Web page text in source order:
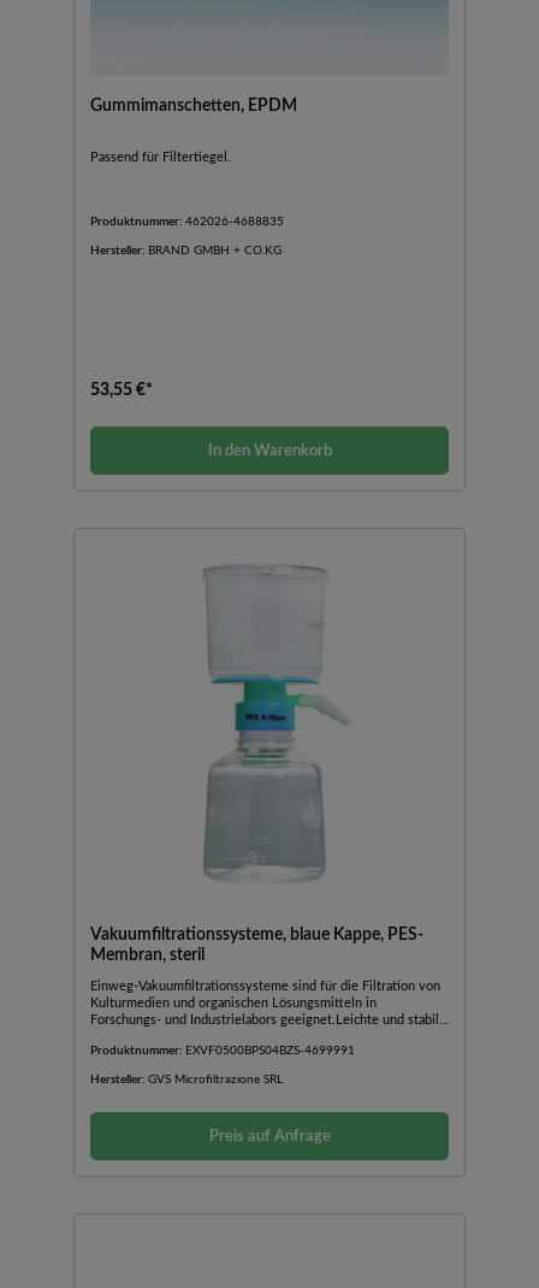
Gummimanschetten, EPDM
Passend für Filtertiegel.
Produktnummer: 462026-4688835
Hersteller: BRAND GMBH + CO.KG
53,55 €*
In den Warenkorb
Vakuumfiltrationssysteme, blaue Kappe, PES-
Membran, steril
Einweg-Vakuumfiltrationssysteme sind für die Filtration von
Kulturmedien und organischen Lösungsmitteln in
Forschungs- und Industrielabors geeignet.Leichte und stabile
AusgießenVolumengraduierungSchlauchanschluss passend für
Gammabestrahlung sterilisiertEinzeln
für die Filtration von Kulturmedien und organischen
Lösungsmitteln in Forschungs- und Industrielabors
geeignet.Leichte und stabile WandkonstruktionGroße
Produktnummer: EXVF0500BPS04BZS-4699991
Hersteller: GVS Microfiltrazione SRL
Preis auf Anfrage